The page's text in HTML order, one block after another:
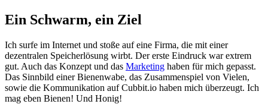
Ein Schwarm, ein Ziel
Ich surfe im Internet und stoße auf eine Firma, die mit einer
dezentralen Speicherlösung wirbt. Der erste Eindruck war extrem
gut. Auch das Konzept und das Marketing haben für mich gepasst.
Das Sinnbild einer Bienenwabe, das Zusammenspiel von Vielen,
sowie die Kommunikation auf Cubbit.io haben mich überzeugt. Ich
mag eben Bienen! Und Honig!